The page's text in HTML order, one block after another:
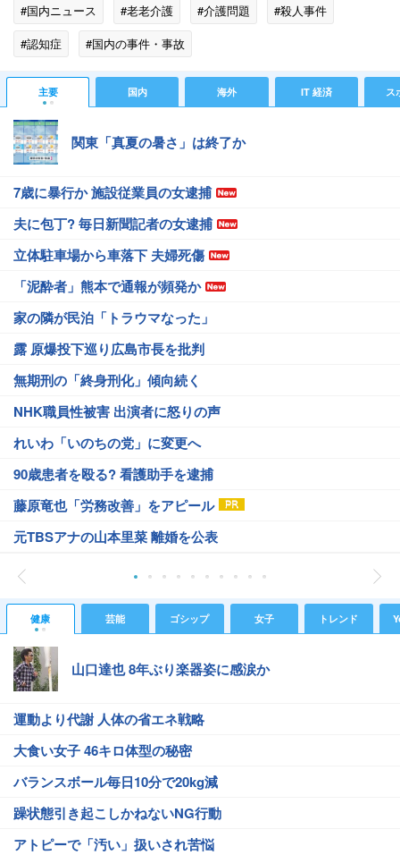
#国内ニュース #老老介護 #介護問題
#殺人事件
#認知症
#国内の事件・事故
主要 国内 海外 IT 経済 ス
関東「真夏の暑さ」は終了か
7歳に暴行か 施設従業員の女逮捕
夫に包丁? 毎日新聞記者の女逮捕
立体駐車場から車落下 夫婦死傷
「泥酔者」熊本で通報が頻発か
家の隣が民泊「トラウマなった」
露 原爆投下巡り広島市長を批判
無期刑の「終身刑化」傾向続く
NHK職員性被害 出演者に怒りの声
れいわ「いのちの党」に変更へ
90歳患者を殴る? 看護助手を逮捕
藤原竜也「労務改善」をアピール
元TBSアナの山本里菜 離婚を公表
健康 芸能 ゴシップ 女子 トレンド
山口達也 8年ぶり楽器姿に感涙か
運動より代謝 人体の省エネ戦略
大食い女子 46キロ体型の秘密
バランスボール毎日10分で20kg減
躁状態引き起こしかねないNG行動
アトピーで「汚い」扱いされ苦悩